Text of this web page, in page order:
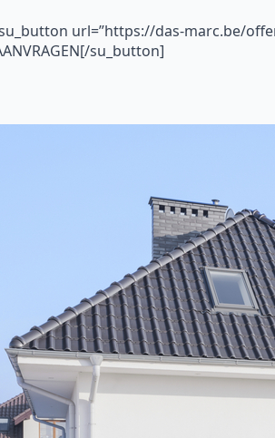
url=”https://das-marc.be/
su_button]